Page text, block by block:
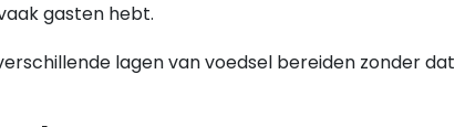
gasten hebt.
lagen van voedsel bereiden zonder dat